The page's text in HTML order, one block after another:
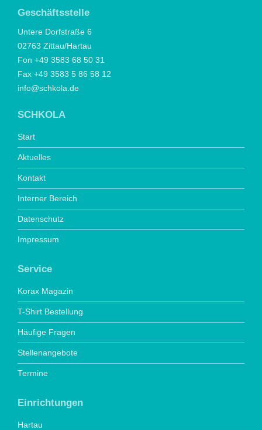
Geschäftsstelle
Untere Dorfstraße 6
02763 Zittau/Hartau
Fon +49 3583 68 50 31
Fax +49 3583 5 86 58 12
info@schkola.de
SCHKOLA
Start
Aktuelles
Kontakt
Interner Bereich
Datenschutz
Impressum
Service
Korax Magazin
T-Shirt Bestellung
Häufige Fragen
Stellenangebote
Termine
Einrichtungen
Hartau